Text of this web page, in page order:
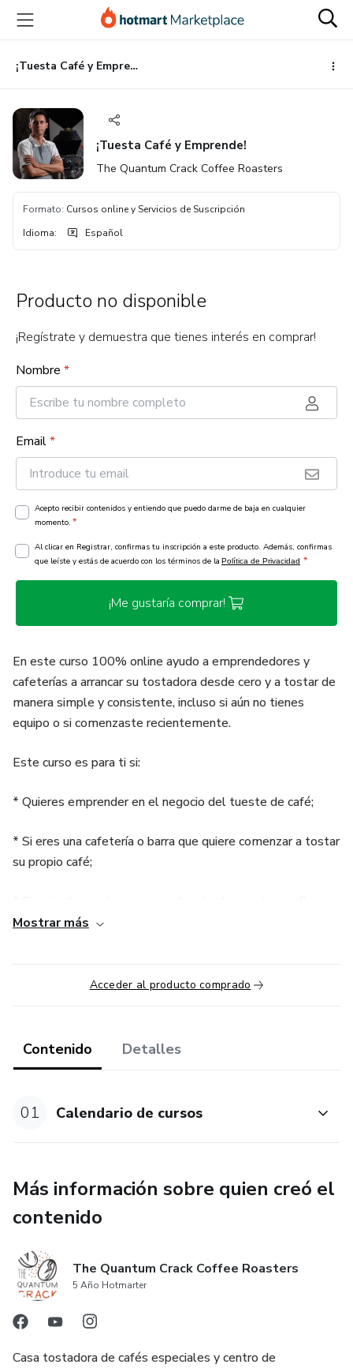
principal
página
de
página
¡Tuesta Café y Emprende!
¡Tuesta Café y Emprende!
The Quantum Crack Coffee Roasters
Formato: Cursos online y Servicios de Suscripción
Idioma: Español
Producto no disponible
¡Regístrate y demuestra que tienes interés en comprar!
Nombre *
Email*
Acepto recibir contenidos y entiendo que puedo darme de baja en cualquier
momento. *
Al clicar en Registrar, confirmas tu inscripción a este producto. Además, confirmas
que leíste y estás de acuerdo con los términos de la Política de Privacidad *
¡Me gustaría comprar!
En este curso 100% online ayudo a emprendedores y
cafeterías a arrancar su tostadora desde cero y a tostar de
manera simple y consistente, incluso si aún no tienes
equipo o si comenzaste recientemente.
Este curso es para ti si:
* Quieres emprender en el negocio del tueste de café;
* Si eres una cafetería o barra que quiere comenzar a tostar
su propio café;
tus perfiles y proyecto;
* Si eres productor y quieres tostar tu propio café.
quedarán grabadas y podrás acceder por un año.
Modulo 1. Define tu identidad como tostador/a.
comenzar a tostar.
Modulo 3. El tueste. Fases, proceso, variables y
Modulo 4. Capacidad de tú equipo y tus primeras curvas.
Modulo 5. Evaluación y Control (Café verde, defectos,
Mostrar más
Acceder al producto comprado
Contenido Detalles
01 Calendario de cursos
Más información sobre quien creó el
contenido
The Quantum Crack Coffee Roasters
5 Año Hotmarter
Casa tostadora de cafés especiales y centro de